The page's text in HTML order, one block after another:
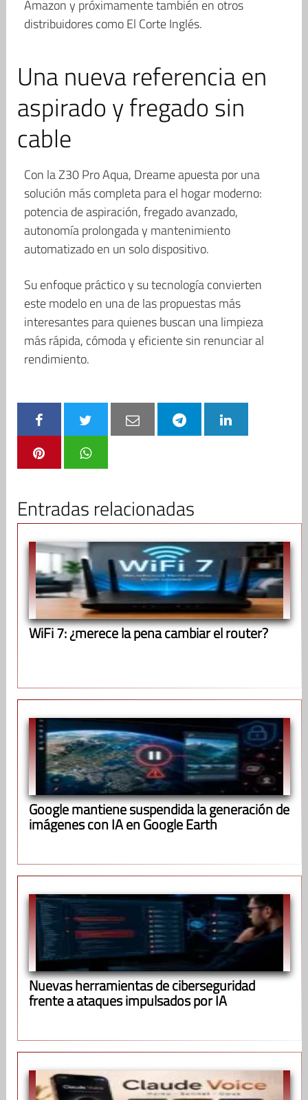
Amazon y próximamente también en otros
distribuidores como El Corte Inglés.
Una nueva referencia en
aspirado y fregado sin
cable
Con la Z30 Pro Aqua, Dreame apuesta por una
solución más completa para el hogar moderno:
potencia de aspiración, fregado avanzado,
autonomía prolongada y mantenimiento
automatizado en un solo dispositivo.
Su enfoque práctico y su tecnología convierten
este modelo en una de las propuestas más
interesantes para quienes buscan una limpieza
más rápida, cómoda y eficiente sin renunciar al
rendimiento.
Entradas relacionadas
WiFi 7: ¿merece la pena cambiar el router?
Google mantiene suspendida la generación de
imágenes con IA en Google Earth
Nuevas herramientas de ciberseguridad
frente a ataques impulsados por IA